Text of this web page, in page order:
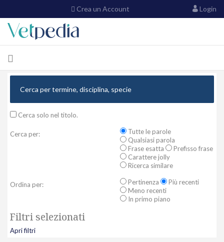
Crea un Account Login
Cerca solo nel titolo.
Cerca per:
Tutte le parole
Qualsiasi parola
Frase esatta
Prefisso frase
Carattere jolly
Ricerca similare
Ordina per: Pertinenza
Più recenti
Meno recenti
In primo piano
Filtri selezionati
Apri filtri